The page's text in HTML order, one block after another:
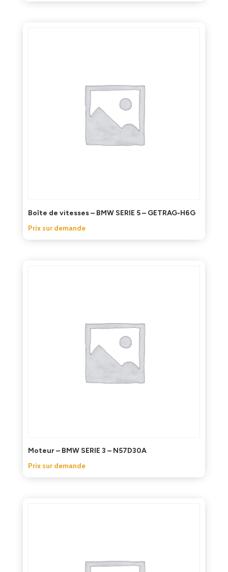
Boîte de vitesses – BMW SERIE 5 – GETRAG-H6G
Prix sur demande
Moteur – BMW SERIE 3 – N57D30A
Prix sur demande